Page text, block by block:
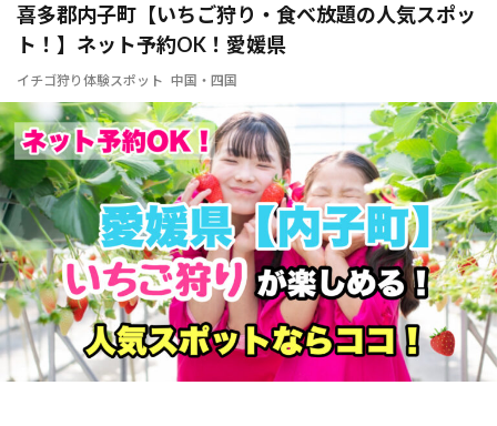
喜多郡内子町【いちご狩り・食べ放題の人気スポッ
ト！】ネット予約OK！愛媛県
イチゴ狩り体験スポット 中国・四国